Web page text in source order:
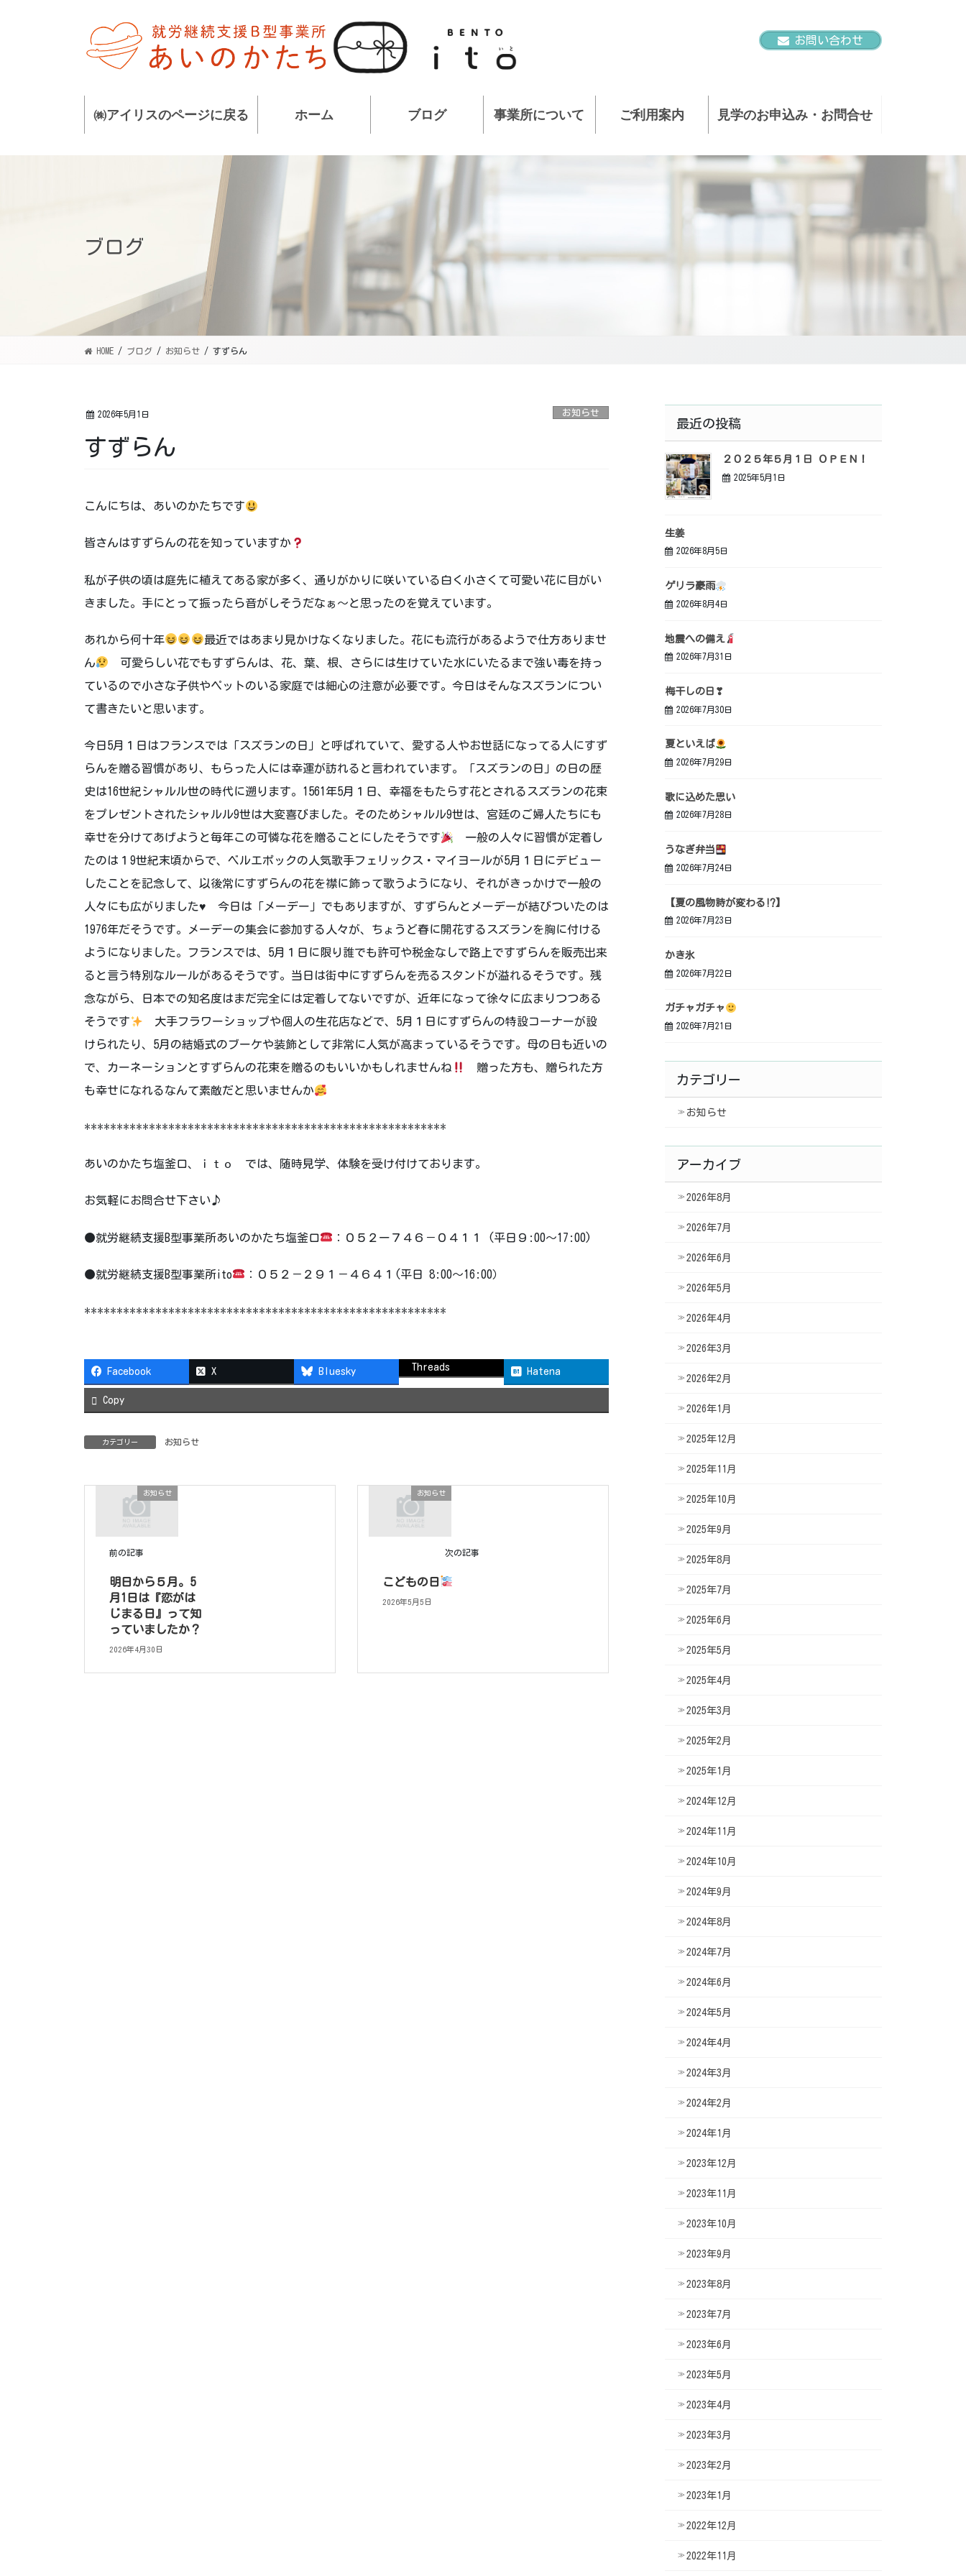
お問い合わせ
㈱アイリスのページに戻る ホーム ブログ 事業所について ご利用案内 見学のお申込み・お問合せ
ブログ
HOME ブログ お知らせ すずらん
2026年5月1日 お知らせ
すずらん
こんにちは、あいのかたちです
皆さんはすずらんの花を知っていますか
私が子供の頃は庭先に植えてある家が多く、通りがかりに咲いている白く小さくて可愛い花に目がい
きました。手にとって振ったら音がしそうだなぁ～と思ったのを覚えています。
あれから何十年
最近ではあまり見かけなくなりました。花にも流行があるようで仕方ありませ
ん
可愛らしい花でもすずらんは、花、葉、根、さらには生けていた水にいたるまで強い毒を持っ
ているので小さな子供やペットのいる家庭では細心の注意が必要です。今日はそんなスズランについ
て書きたいと思います。
今日5月１日はフランスでは「スズランの日」と呼ばれていて、愛する人やお世話になってる人にすず
らんを贈る習慣があり、もらった人には幸運が訪れると言われています。「スズランの日」の日の歴
史は16世紀シャルル世の時代に遡ります。1561年5月１日、幸福をもたらす花とされるスズランの花束
をプレゼントされたシャルル9世は大変喜びました。そのためシャルル9世は、宮廷のご婦人たちにも
幸せを分けてあげようと毎年この可憐な花を贈ることにしたそうです
一般の人々に習慣が定着し
たのは１9世紀末頃からで、ベルエポックの人気歌手フェリックス・マイヨールが5月１日にデビュー
したことを記念して、以後常にすずらんの花を襟に飾って歌うようになり、それがきっかけで一般の
人々にも広がりました♥️ 今日は「メーデー」でもありますが、すずらんとメーデーが結びついたのは
1976年だそうです。メーデーの集会に参加する人々が、ちょうど春に開花するスズランを胸に付ける
ようになりました。フランスでは、5月１日に限り誰でも許可や税金なしで路上ですずらんを販売出来
ると言う特別なルールがあるそうです。当日は街中にすずらんを売るスタンドが溢れるそうです。残
念ながら、日本での知名度はまだ完全には定着してないですが、近年になって徐々に広まりつつある
そうです
大手フラワーショップや個人の生花店などで、5月１日にすずらんの特設コーナーが設
けられたり、5月の結婚式のブーケや装飾として非常に人気が高まっているそうです。母の日も近いの
で、カーネーションとすずらんの花束を贈るのもいいかもしれませんね
贈った方も、贈られた方
も幸せになれるなんて素敵だと思いませんか
********************************************************
あいのかたち塩釜口、ｉｔｏ では、随時見学、体験を受け付けております。
お気軽にお問合せ下さい♪
●就労継続支援B型事業所あいのかたち塩釜口 ：０５２ー７４６－０４１１ (平日９:00～17:00)
●就労継続支援B型事業所ito ：０５２－２９１－４６４１(平日 8:00～16:00）
********************************************************
Facebook X Bluesky Threads Hatena
Copy
カテゴリー お知らせ
お知らせ
前の記事
明日から５月。5
月1日は『恋がは
じまる日』って知
っていましたか？
2026年4月30日
お知らせ
次の記事
こどもの日
2026年5月5日
最近の投稿
２０２５年５月１日 ＯＰＥＮ！
2025年5月1日
生姜
2026年8月5日
ゲリラ豪雨
2026年8月4日
地震への備え
2026年7月31日
梅干しの日❣
2026年7月30日
夏といえば
2026年7月29日
歌に込めた思い
2026年7月28日
うなぎ弁当
2026年7月24日
【夏の風物詩が変わる⁉】
2026年7月23日
かき氷
2026年7月22日
ガチャガチャ
2026年7月21日
カテゴリー
お知らせ
アーカイブ
2026年8月
2026年7月
2026年6月
2026年5月
2026年4月
2026年3月
2026年2月
2026年1月
2025年12月
2025年11月
2025年10月
2025年9月
2025年8月
2025年7月
2025年6月
2025年5月
2025年4月
2025年3月
2025年2月
2025年1月
2024年12月
2024年11月
2024年10月
2024年9月
2024年8月
2024年7月
2024年6月
2024年5月
2024年4月
2024年3月
2024年2月
2024年1月
2023年12月
2023年11月
2023年10月
2023年9月
2023年8月
2023年7月
2023年6月
2023年5月
2023年4月
2023年3月
2023年2月
2023年1月
2022年12月
2022年11月